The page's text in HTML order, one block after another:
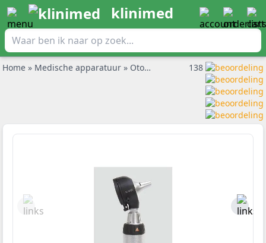
klinimed
Home » Medische apparatuur » Otoscoop Heine Otoscoopset
138